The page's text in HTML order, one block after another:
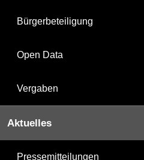
Bürgerbeteiligung
Open Data
Vergaben
Aktuelles
Pressemitteilungen